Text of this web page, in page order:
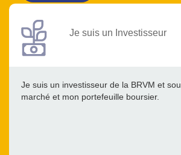
Je suis un Investisseur
Je suis un investisseur de la BRVM et
marché et mon portefeuille boursier.